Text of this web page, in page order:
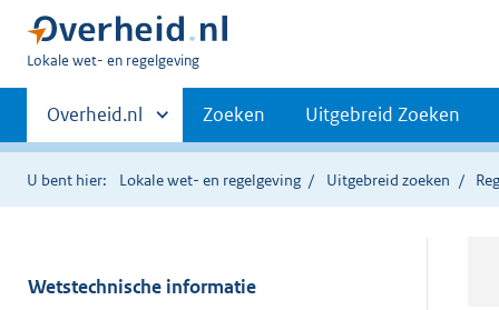
U
hier:
Lokale wet- en regelgeving
Primaire
navigatie
Andere
sites
binnen
Overheid.nl Zoeken Uitgebreid Zoeken
U bent hier: Lokale wet- en regelgeving Uitgebreid zoeken
Wetstechnische informatie